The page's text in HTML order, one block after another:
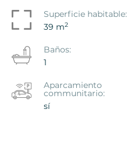
Superficie habitable:
39 m2
Baños:
1
Aparcamiento
communitario:
sí
Puerto De
Santiago Del Teide